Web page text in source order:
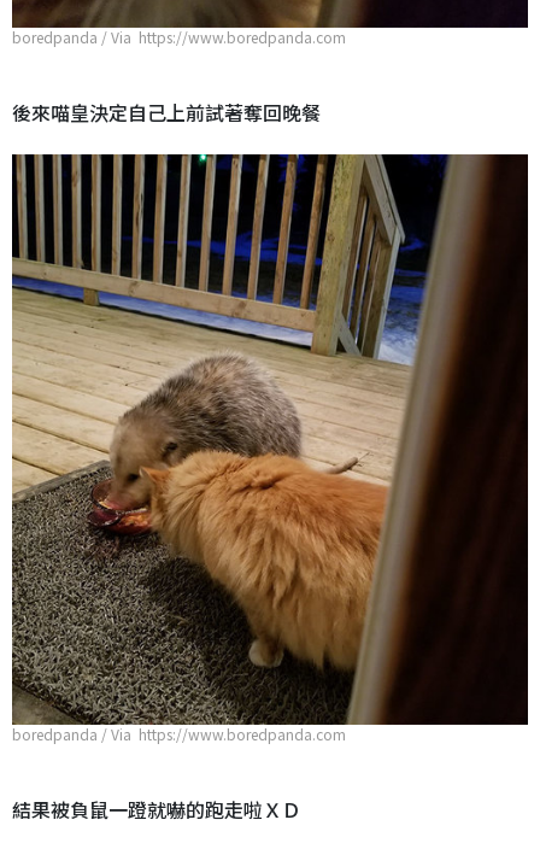
boredpanda / Via https://www.boredpanda.com
後來喵皇決定自己上前試著奪回晚餐
boredpanda / Via https://www.boredpanda.com
結果被負鼠一蹬就嚇的跑走啦ＸＤ